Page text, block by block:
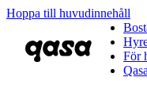
Hoppa till huvudinnehåll
För